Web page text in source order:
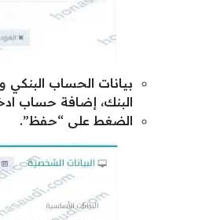
بيانات الحساب البنكي
البنك، إضافة حساب
الضغط على “حفظ”.